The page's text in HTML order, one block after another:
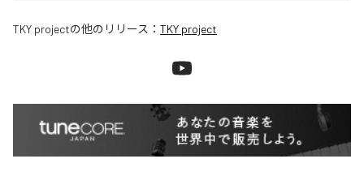
TKY projectの他のリリース： TKY project